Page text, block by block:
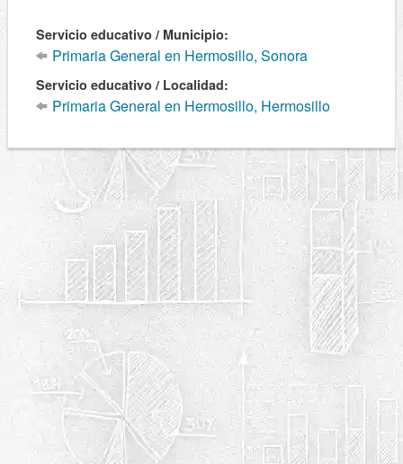
Servicio educativo / Municipio:
Primaria General en Hermosillo, Sonora
Servicio educativo / Localidad:
Primaria General en Hermosillo, Hermosillo